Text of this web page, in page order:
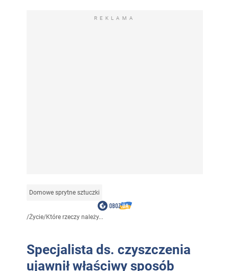
REKLAMA
Domowe sprytne sztuczki
/Życie/Które rzeczy należy...
Specjalista ds. czyszczenia
ujawnił właściwy sposób